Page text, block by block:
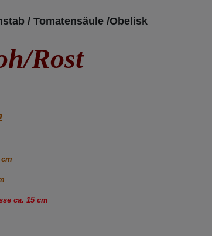
/ Tomatensäule /Obelisk
Rost
ca. 15 cm